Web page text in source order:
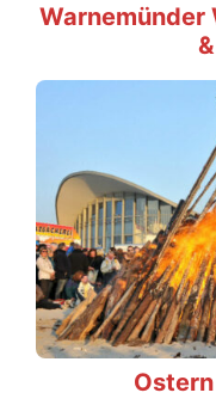
Warnemünder